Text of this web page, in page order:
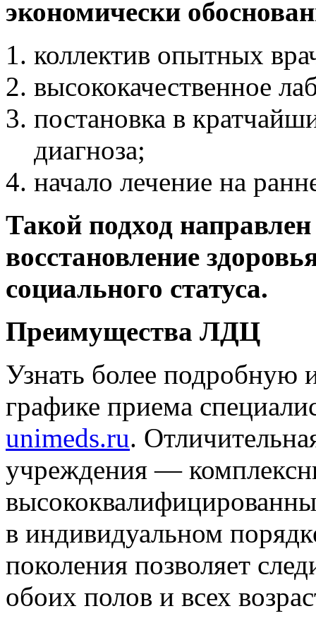
экономически
коллектив опытных
высококачественное
постановка в
диагноза;
начало лечение на
Такой подход
восстановление
социального статуса.
Преимущества ЛДЦ
Узнать более
графике приема
unimeds.ru.
учреждения —
в индивидуальном
поколения позволяет
обоих полов и всех